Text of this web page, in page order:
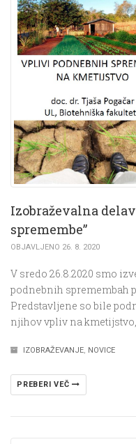
Izobraževalna
spremembe”
OBJAVLJENO 26. 8. 2020
V sredo 26.8.2020 smo
podnebnih spremembah
Predstavljene so bile
njihov vpliv na
IZOBRAŽEVANJE, NOVICE
PREBERI VEČ